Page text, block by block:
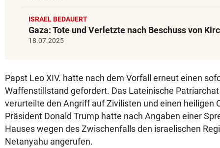
ISRAEL BEDAUERT
Gaza: Tote und Verletzte nach Beschuss von
18.07.2025
Papst Leo XIV. hatte nach dem Vorfall erneut einen
Waffenstillstand gefordert. Das Lateinische
verurteilte den Angriff auf Zivilisten und einen heiligen
Präsident Donald Trump hatte nach Angaben einer
Hauses wegen des Zwischenfalls den israelischen
Netanyahu angerufen.